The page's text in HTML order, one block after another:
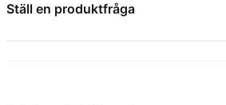
Ställ en produktfråga